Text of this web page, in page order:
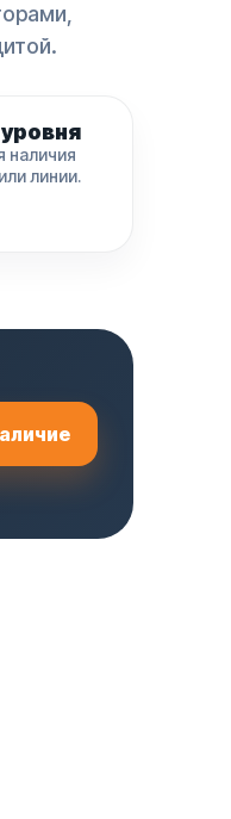
наличия
линии.